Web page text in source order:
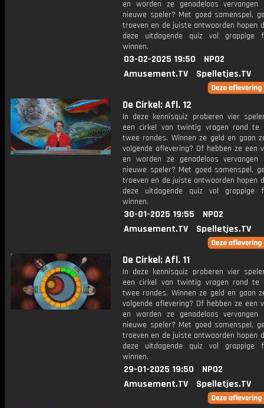
en worden ze genadeloos vervangen
nieuwe speler? Met goed samenspel,
troeven en de juiste antwoorden hopen
deze uitdagende quiz vol grappige
winnen.
03-02-2025 19:50
NPO2
Amusement.TV
Spelletjes.TV
De Cirkel: Afl. 12
In deze kennisquiz proberen vier
een cirkel van twintig vragen rond te
twee rondes. Winnen ze geld en gaan
volgende aflevering? Of hebben ze een
en worden ze genadeloos vervangen
nieuwe speler? Met goed samenspel,
troeven en de juiste antwoorden hopen
deze uitdagende quiz vol grappige
winnen.
30-01-2025 19:55
NPO2
Amusement.TV
Spelletjes.TV
De Cirkel: Afl. 11
In deze kennisquiz proberen vier
een cirkel van twintig vragen rond te
twee rondes. Winnen ze geld en gaan
volgende aflevering? Of hebben ze een
en worden ze genadeloos vervangen
nieuwe speler? Met goed samenspel,
troeven en de juiste antwoorden hopen
deze uitdagende quiz vol grappige
winnen.
29-01-2025 19:50
NPO2
Amusement.TV
Spelletjes.TV